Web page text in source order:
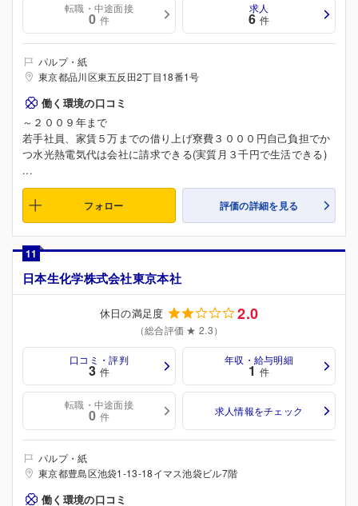
転職・中途面接
0 件
求人
6 件
パルプ・紙
東京都品川区東五反田2丁目18番1号
働く環境の口コミ
～２００９年まで
若手社員、家賃５万までの借り上げ寮費３０００円自己負担でか
つ水光熱電気代は会社に請求できる(実質月３千円で生活できる)
...
フォロー 評価の詳細を見る
11
日本生化学株式会社東京本社
休日の満足度 2.0
（総合評価 ★ 2.3）
口コミ・評判
3 件
年収・給与明細
1 件
転職・中途面接
0 件 求人情報をチェック
パルプ・紙
東京都豊島区池袋1-13-18イマス池袋ビル7階
働く環境の口コミ